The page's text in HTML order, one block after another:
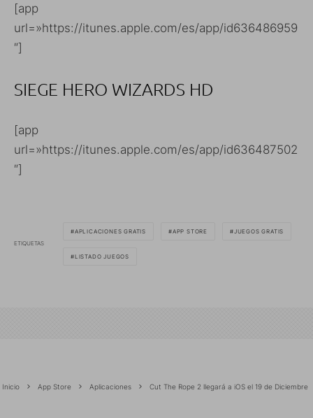
[app
url=»https://itunes.apple.com/es/app/id636486959
″]
SIEGE HERO WIZARDS HD
[app
url=»https://itunes.apple.com/es/app/id636487502
″]
ETIQUETAS
APLICACIONES GRATIS APP STORE JUEGOS GRATIS
LISTADO JUEGOS
Inicio App Store Aplicaciones Cut The Rope 2 llegará a iOS el 19 de Diciembre